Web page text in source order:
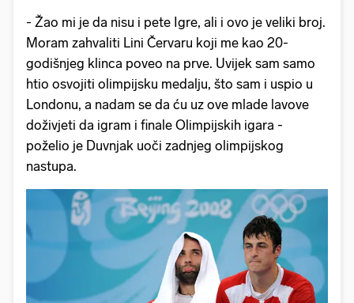
- Žao mi je da nisu i pete Igre, ali i ovo je veliki broj.
Moram zahvaliti Lini Červaru koji me kao 20-
godišnjeg klinca poveo na prve. Uvijek sam samo
htio osvojiti olimpijsku medalju, što sam i uspio u
Londonu, a nadam se da ću uz ove mlade lavove
doživjeti da igram i finale Olimpijskih igara -
poželio je Duvnjak uoči zadnjeg olimpijskog
nastupa.